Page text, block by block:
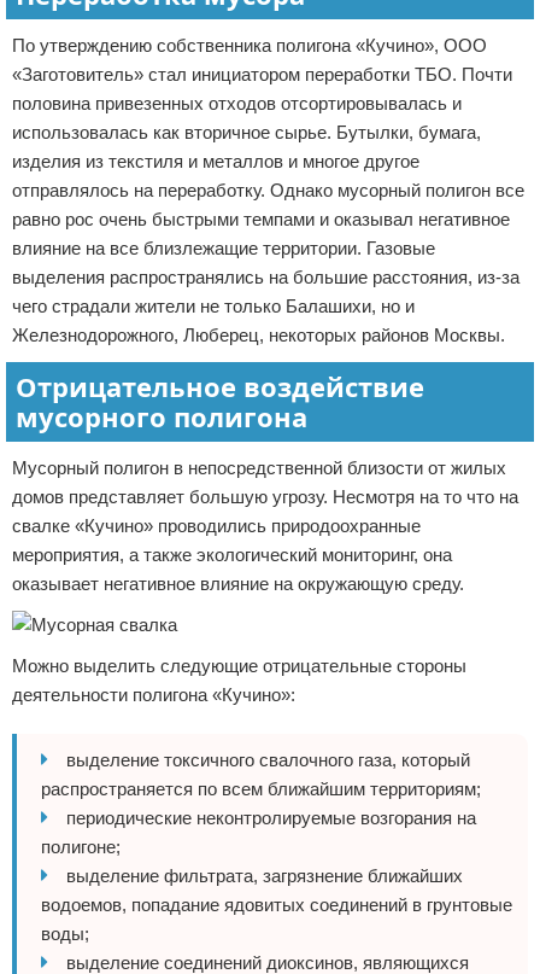
По утверждению собственника полигона «Кучино», ООО
«Заготовитель» стал инициатором переработки ТБО. Почти
половина привезенных отходов отсортировывалась и
использовалась как вторичное сырье. Бутылки, бумага,
изделия из текстиля и металлов и многое другое
отправлялось на переработку. Однако мусорный полигон все
равно рос очень быстрыми темпами и оказывал негативное
влияние на все близлежащие территории. Газовые
выделения распространялись на большие расстояния, из-за
чего страдали жители не только Балашихи, но и
Железнодорожного, Люберец, некоторых районов Москвы.
Отрицательное воздействие
мусорного полигона
Мусорный полигон в непосредственной близости от жилых
домов представляет большую угрозу. Несмотря на то что на
свалке «Кучино» проводились природоохранные
мероприятия, а также экологический мониторинг, она
оказывает негативное влияние на окружающую среду.
Можно выделить следующие отрицательные стороны
деятельности полигона «Кучино»:
выделение токсичного свалочного газа, который
распространяется по всем ближайшим территориям;
периодические неконтролируемые возгорания на
полигоне;
выделение фильтрата, загрязнение ближайших
водоемов, попадание ядовитых соединений в грунтовые
воды;
выделение соединений диоксинов, являющихся